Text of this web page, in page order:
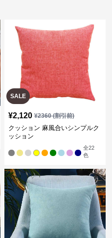
SALE
¥2,120 ¥2360(割引前)
クッション 麻風合いシンプルク
ッション
全22
色